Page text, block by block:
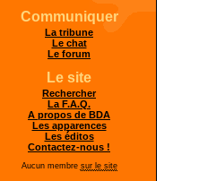
Communiquer
La tribune
Le chat
Le forum
Le site
Rechercher
La F.A.Q.
A propos de BDA
Les apparences
Les éditos
Contactez-nous !
Aucun membre sur le site